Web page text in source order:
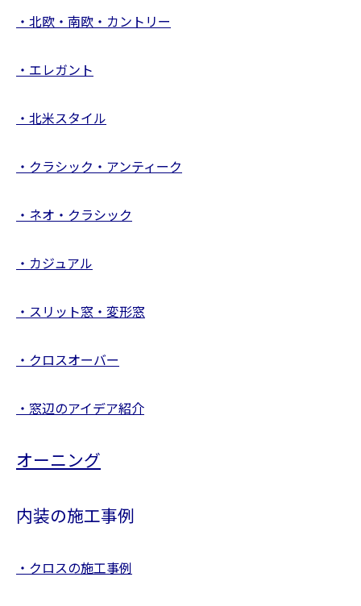
・北欧・南欧・カントリー
・エレガント
・北米スタイル
・クラシック・アンティーク
・ネオ・クラシック
・カジュアル
・スリット窓・変形窓
・クロスオーバー
・窓辺のアイデア紹介
オーニング
内装の施工事例
・クロスの施工事例